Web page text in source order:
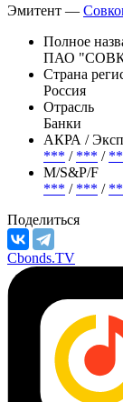
*** /***/
***/***/
Эмитент —
Полное
ПАО
Страна
Россия
Отрасль
Банки
***/***
М/S&P/F
***/
Поделиться
Cbonds.TV